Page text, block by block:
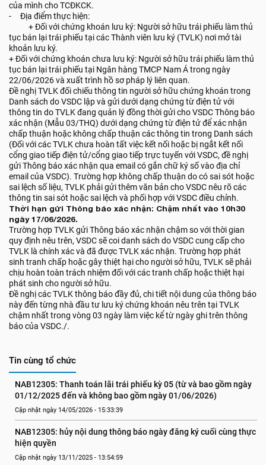
của mình cho TCĐKCK.
- Địa điểm thực hiện:
+ Đối với chứng khoán lưu ký: Người sở hữu trái phiếu làm thủ
tục bán lại trái phiếu tại các Thành viên lưu ký (TVLK) nơi mở tài
khoản lưu ký.
+ Đối với chứng khoán chưa lưu ký: Người sở hữu trái phiếu làm thủ
tục bán lại trái phiếu tại Ngân hàng TMCP Nam Á trong ngày
22/06/2026 và xuất trình hồ sơ pháp lý liên quan.
Đề nghị TVLK đối chiếu thông tin người sở hữu chứng khoán trong
Danh sách do VSDC lập và gửi dưới dạng chứng từ điện tử với
thông tin do TVLK đang quản lý đồng thời gửi cho VSDC Thông báo
xác nhận (Mẫu 03/THQ) dưới dạng chứng từ điện tử để xác nhận
chấp thuận hoặc không chấp thuận các thông tin trong Danh sách
(Đối với các TVLK chưa hoàn tất việc kết nối hoặc bị ngắt kết nối
cổng giao tiếp điện tử/cổng giao tiếp trực tuyến với VSDC, đề nghị
gửi Thông báo xác nhận qua email có gắn chữ ký số vào địa chỉ
email của VSDC). Trường hợp không chấp thuận do có sai sót hoặc
sai lệch số liệu, TVLK phải gửi thêm văn bản cho VSDC nêu rõ các
thông tin sai sót hoặc sai lệch và phối hợp với VSDC điều chỉnh.
Thời hạn gửi Thông báo xác nhận: Chậm nhất vào 10h30
ngày 17/06/2026.
Trường hợp TVLK gửi Thông báo xác nhận chậm so với thời gian
quy định nêu trên, VSDC sẽ coi danh sách do VSDC cung cấp cho
TVLK là chính xác và đã được TVLK xác nhận. Trường hợp phát
sinh tranh chấp hoặc gây thiệt hại cho người sở hữu, TVLK sẽ phải
chịu hoàn toàn trách nhiệm đối với các tranh chấp hoặc thiệt hại
phát sinh cho người sở hữu.
Đề nghị các TVLK thông báo đầy đủ, chi tiết nội dung của thông báo
này đến từng nhà đầu tư lưu ký chứng khoán nêu trên tại TVLK
chậm nhất trong vòng 03 ngày làm việc kể từ ngày ghi trên thông
báo của VSDC./.
Tin cùng tổ chức
NAB12305: Thanh toán lãi trái phiếu kỳ 05 (từ và bao gồm ngày
01/12/2025 đến và không bao gồm ngày 01/06/2026)
Cập nhật ngày 14/05/2026 - 15:33:39
NAB12305: hủy nội dung thông báo ngày đăng ký cuối cùng thực
hiện quyền
Cập nhật ngày 13/11/2025 - 13:54:59